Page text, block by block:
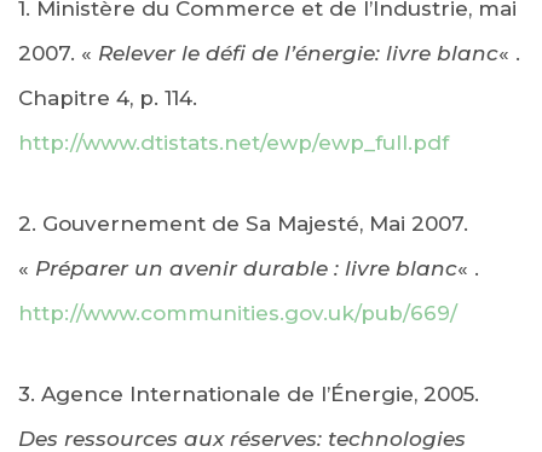
1. Ministère du Commerce et de l’Industrie, mai
2007. « Relever le défi de l’énergie: livre blanc« .
Chapitre 4, p. 114.
http://www.dtistats.net/ewp/ewp_full.pdf
2. Gouvernement de Sa Majesté, Mai 2007.
« Préparer un avenir durable : livre blanc« .
http://www.communities.gov.uk/pub/669/
3. Agence Internationale de l’Énergie, 2005.
Des ressources aux réserves: technologies